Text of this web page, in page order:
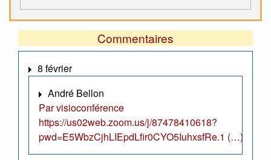
Commentaires
8 février
André Bellon
Par visioconférence
https://us02web.zoom.us/j/87478410618?
pwd=E5WbzCjhLIEpdLfir0CYO5IuhxsfRe.1 (…)